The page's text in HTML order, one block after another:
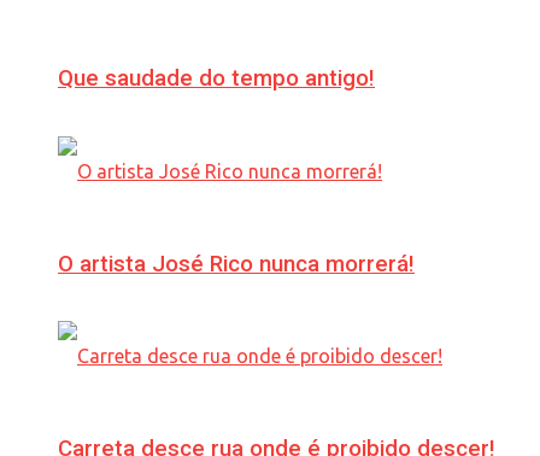
Que saudade do tempo antigo!
O artista José Rico nunca morrerá!
Carreta desce rua onde é proibido descer!